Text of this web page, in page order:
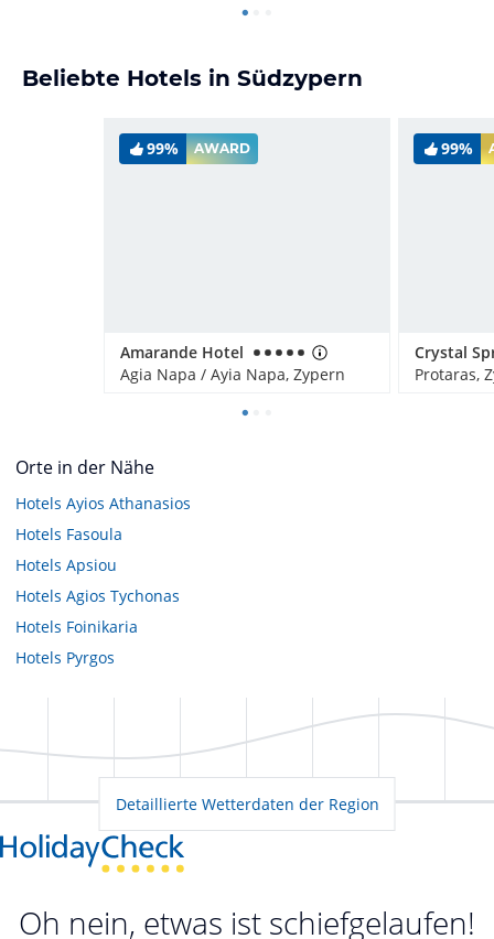
Beliebte Hotels in Südzypern
99% AWARD
Amarande Hotel
Agia Napa / Ayia Napa, Zypern
99%
Protaras,
Orte in der Nähe
Hotels Ayios Athanasios
Hotels Fasoula
Hotels Apsiou
Hotels Agios Tychonas
Hotels Foinikaria
Hotels Pyrgos
Detaillierte Wetterdaten der Region
Oh nein, etwas ist schiefgelaufen!